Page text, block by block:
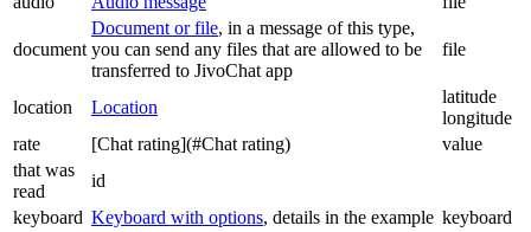
document
Document or file, in a message of this type,
you can send any files that are allowed to be
transferred to JivoChat app
file
location Location
latitude
longitude
rate
[Chat rating](#Chat rating)
value
that was
read
id
keyboard Keyboard with options, details in the example keyboard